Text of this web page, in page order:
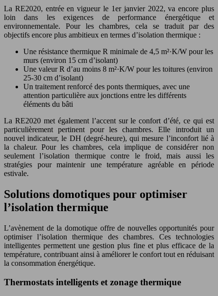
La RE2020, entrée en vigueur le 1er janvier 2022, va encore plus
loin dans les exigences de performance énergétique et
environnementale. Pour les chambres, cela se traduit par des
objectifs encore plus ambitieux en termes d’isolation thermique :
Une résistance thermique R minimale de 4,5 m²·K/W pour les
murs (environ 15 cm d’isolant)
Une valeur R d’au moins 8 m²·K/W pour les toitures (environ
25-30 cm d’isolant)
Un traitement renforcé des ponts thermiques, avec une
attention particulière aux jonctions entre les différents
éléments du bâti
La RE2020 met également l’accent sur le confort d’été, ce qui est
particulièrement pertinent pour les chambres. Elle introduit un
nouvel indicateur, le DH (degré-heure), qui mesure l’inconfort lié à
la chaleur. Pour les chambres, cela implique de considérer non
seulement l’isolation thermique contre le froid, mais aussi les
stratégies pour maintenir une température agréable en période
estivale.
Solutions domotiques pour optimiser
l’isolation thermique
L’avènement de la domotique offre de nouvelles opportunités pour
optimiser l’isolation thermique des chambres. Ces technologies
intelligentes permettent une gestion plus fine et plus efficace de la
température, contribuant ainsi à améliorer le confort tout en réduisant
la consommation énergétique.
Thermostats intelligents et zonage thermique